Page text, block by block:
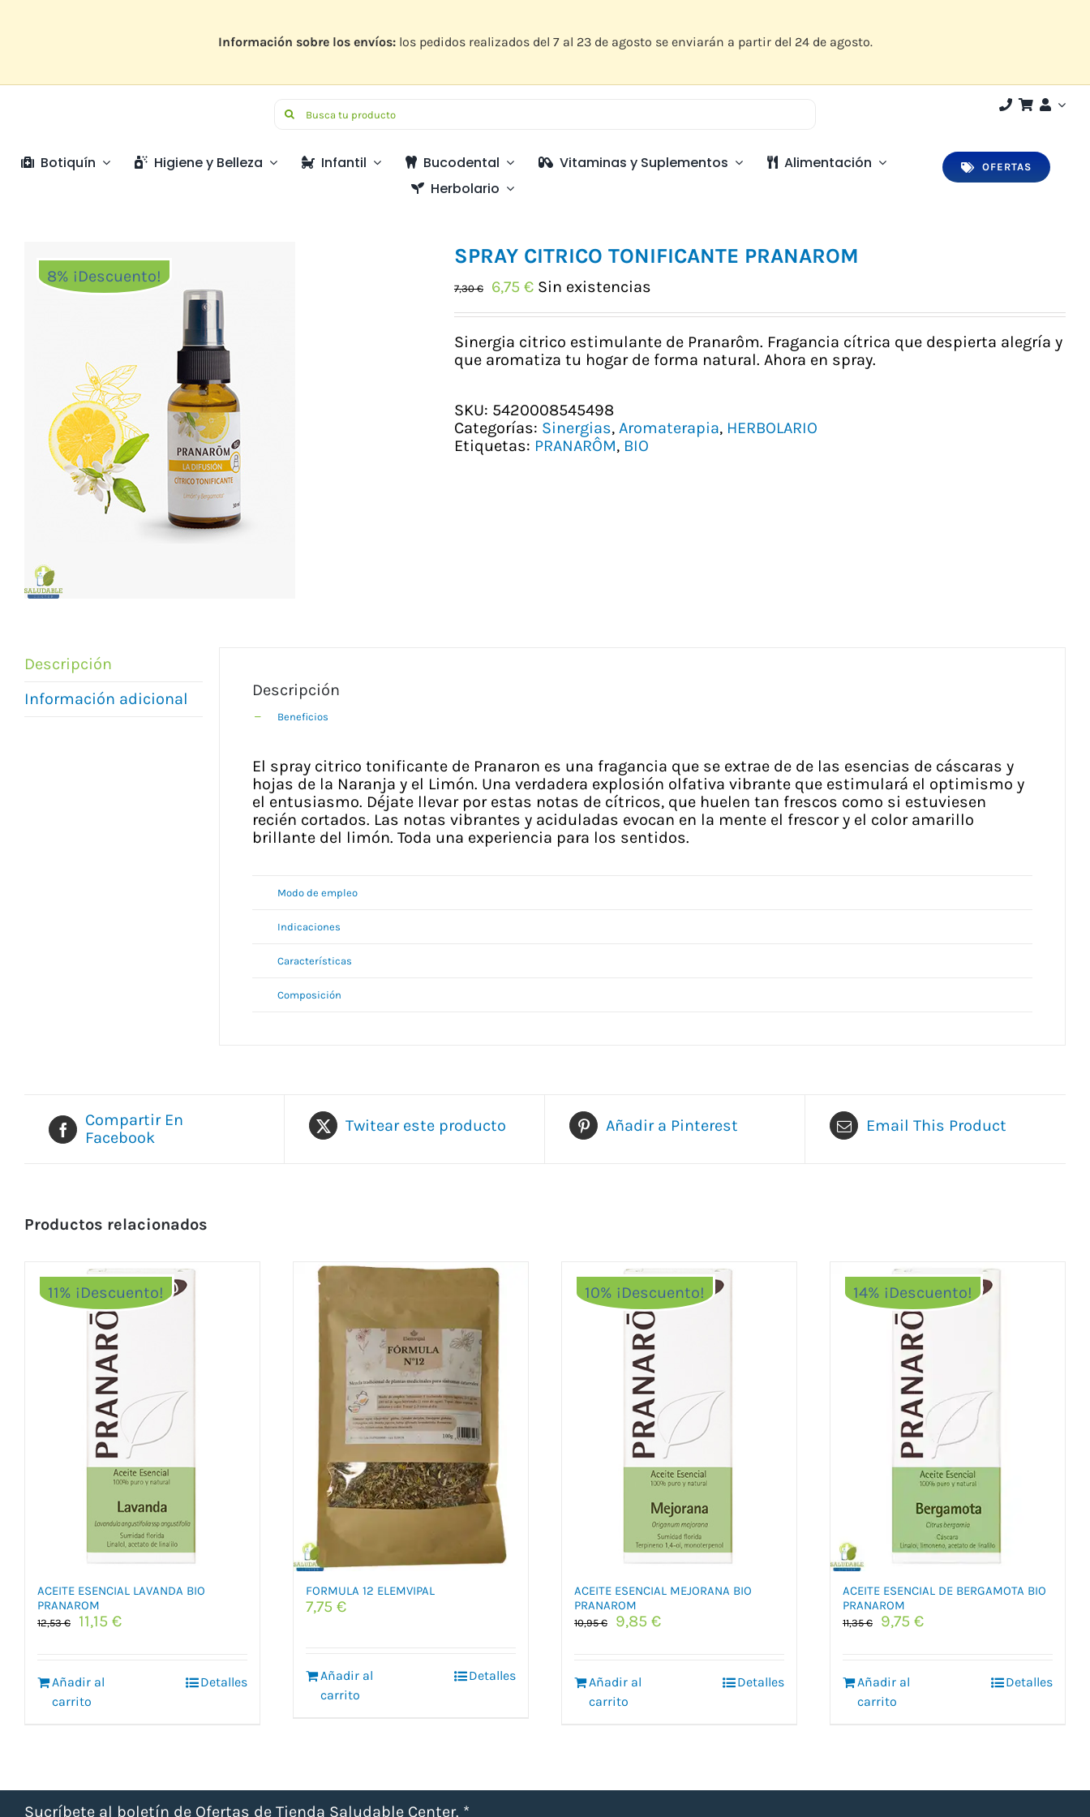
Información sobre los envíos:los pedidos realizados del 7 al 23 de agosto se enviarán a partir del 24 de agosto.
Buscar:
Botiquín Higiene y Belleza Infantil Bucodental Vitaminas y Suplementos
Alimentación
Herbolario
OFERTAS
8% ¡Descuento!
SPRAY CITRICO TONIFICANTE PRANAROM
7,30€
El
original
era:
7,30 €.
6,75 €El
actual
es:
6,75 €.
Sin existencias
Sinergia citrico estimulante de Pranarôm. Fragancia cítrica que despierta alegría y
que aromatiza tu hogar de forma natural. Ahora en spray.
SKU: 5420008545498
Categorías: Sinergias, Aromaterapia, HERBOLARIO
Etiquetas: PRANARÔM, BIO
Descripción
Información adicional
Descripción
Beneficios
El spray citrico tonificante de Pranaron es una fragancia que se extrae de de las esencias de cáscaras y
hojas de la Naranja y el Limón. Una verdadera explosión olfativa vibrante que estimulará el optimismo y
el entusiasmo. Déjate llevar por estas notas de cítricos, que huelen tan frescos como si estuviesen
recién cortados. Las notas vibrantes y aciduladas evocan en la mente el frescor y el color amarillo
brillante del limón. Toda una experiencia para los sentidos.
Modo de empleo
Indicaciones
Características
Composición
Compartir En
Facebook
Twitear este producto Añadir a Pinterest Email This Product
Productos relacionados
11% ¡Descuento!
ACEITE ESENCIAL LAVANDA BIO
PRANAROM
12,53€
El
era:
12,53 €.
11,15 €El
Añadir al
carrito
Detalles
FORMULA 12 ELEMVIPAL
7,75 €
Añadir al
carrito
Detalles
10% ¡Descuento!
ACEITE ESENCIAL MEJORANA BIO
PRANAROM
10,95€
El
era:
10,95 €.
9,85 €El
Añadir al
carrito
Detalles
14% ¡Descuento!
ACEITE ESENCIAL DE BERGAMOTA BIO
PRANAROM
11,35€
El
era:
11,35 €.
9,75 €El
Añadir al
carrito
Detalles
Sucríbete al boletín de Ofertas de Tienda Saludable Center. *